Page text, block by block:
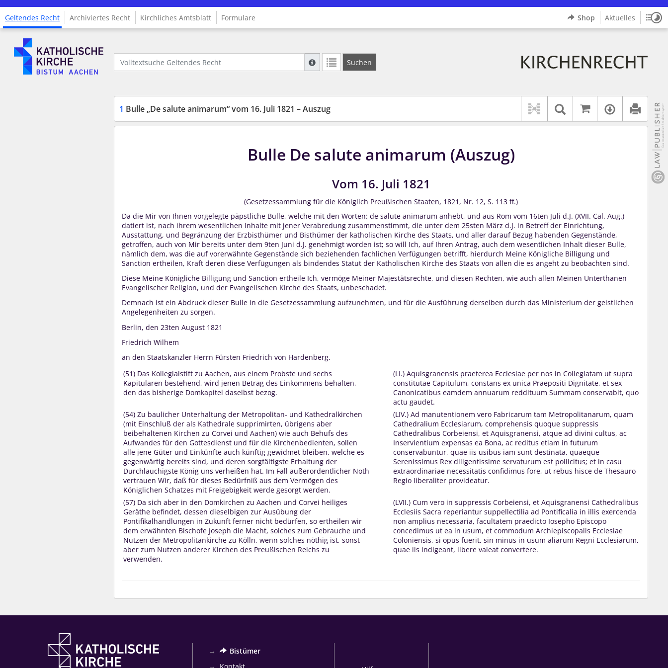
Logo Fachinformationssystem Kirchenrecht
Geltendes Recht Archiviertes Recht Kirchliches Amtsblatt Formulare Shop Aktuelles
Volltextsuche Geltendes Recht
Suche mit Platzhalter "*", Bsp. Pfarrer*, findet auch: "Pfarrerinitiative" oder "Pfarrerausschuss".
Suchen
1 Bulle „De salute animarum“ vom 16. Juli 1821 – Auszug Textsuche im
Auf
Bulle De salute animarum (Auszug)
Vom 16. Juli 1821
(Gesetzessammlung für die Königlich Preußischen Staaten, 1821, Nr. 12, S. 113 ff.)
Da die Mir von Ihnen vorgelegte päpstliche Bulle, welche mit den Worten: de salute animarum anhebt, und aus Rom vom 16ten Juli d.J. (XVII. Cal. Aug.)
datiert ist, nach ihrem wesentlichen Inhalte mit jener Verabredung zusammenstimmt, die unter dem 25sten März d.J. in Betreff der Einrichtung,
Ausstattung, und Begränzung der Erzbisthümer und Bisthümer der katholischen Kirche des Staats, und aller darauf Bezug habenden Gegenstände,
getroffen, auch von Mir bereits unter dem 9ten Juni d.J. genehmigt worden ist; so will Ich, auf Ihren Antrag, auch dem wesentlichen Inhalt dieser Bulle,
nämlich dem, was die auf vorerwähnte Gegenstände sich beziehenden fachlichen Verfügungen betrifft, hierdurch Meine Königliche Billigung und
Sanction ertheilen, Kraft deren diese Verfügungen als bindendes Statut der Katholischen Kirche des Staats von allen die es angeht zu beobachten sind.
Diese Meine Königliche Billigung und Sanction ertheile Ich, vermöge Meiner Majestätsrechte, und diesen Rechten, wie auch allen Meinen Unterthanen
Evangelischer Religion, und der Evangelischen Kirche des Staats, unbeschadet.
Demnach ist ein Abdruck dieser Bulle in die Gesetzessammlung aufzunehmen, und für die Ausführung derselben durch das Ministerium der geistlichen
Angelegenheiten zu sorgen.
Berlin, den 23ten August 1821
Friedrich Wilhem
an den Staatskanzler Herrn Fürsten Friedrich von Hardenberg.
(51) Das Kollegialstift zu Aachen, aus einem Probste und sechs
Kapitularen bestehend, wird jenen Betrag des Einkommens behalten,
den das bisherige Domkapitel daselbst bezog.
(LI.) Aquisgranensis praeterea Ecclesiae per nos in Collegiatam ut supra
constitutae Capitulum, constans ex unica Praepositi Dignitate, et sex
Canonicatibus eamdem annuarum reddituum Summam conservabit, quo
actu gaudet.
(54) Zu baulicher Unterhaltung der Metropolitan- und Kathedralkirchen
(mit Einschluß der als Kathedrale supprimirten, übrigens aber
beibehaltenen Kirchen zu Corvei und Aachen) wie auch Behufs des
Aufwandes für den Gottesdienst und für die Kirchenbedienten, sollen
alle jene Güter und Einkünfte auch künftig gewidmet bleiben, welche es
gegenwärtig bereits sind, und deren sorgfältigste Erhaltung der
Durchlauchigste König uns verheißen hat. Im Fall außerordentlicher Noth
vertrauen Wir, daß für dieses Bedürfniß aus dem Vermögen des
Königlichen Schatzes mit Freigebigkeit werde gesorgt werden.
(LIV.) Ad manutentionem vero Fabricarum tam Metropolitanarum, quam
Cathedralium Ecclesiarum, comprehensis quoque suppressis
Cathedralibus Corbeiensi, et Aquisgranensi, atque ad divini cultus, ac
Inservientium expensas ea Bona, ac reditus etiam in futurum
conservabuntur, quae iis usibus iam sunt destinata, quaeque
Serenissimus Rex diligentissime servaturum est pollicitus; et in casu
extraordinariae necessitatis confidimus fore, ut rebus hisce de Thesauro
Regio Iiberaliter provideatur.
(57) Da sich aber in den Domkirchen zu Aachen und Corvei heiliges
Geräthe befindet, dessen dieselbigen zur Ausübung der
Pontifikalhandlungen in Zukunft ferner nicht bedürfen, so ertheilen wir
dem erwähnten Bischofe Joseph die Macht, solches zum Gebrauche und
Nutzen der Metropolitankirche zu Kölln, wenn solches nöthig ist, sonst
aber zum Nutzen anderer Kirchen des Preußischen Reichs zu
verwenden.
(LVII.) Cum vero in suppressis Corbeiensi, et Aquisgranensi Cathedralibus
Ecclesiis Sacra reperiantur suppellectilia ad Pontificalia in illis exercenda
non amplius necessaria, facultatem praedicto Iosepho Episcopo
concedimus ut ea in usum, et commodum Archiepiscopalis Ecclesiae
Coloniensis, si opus fuerit, sin minus in usum aliarum Regni Ecclesiarum,
quae iis indigeant, libere valeat convertere.
Bistümer
wbv